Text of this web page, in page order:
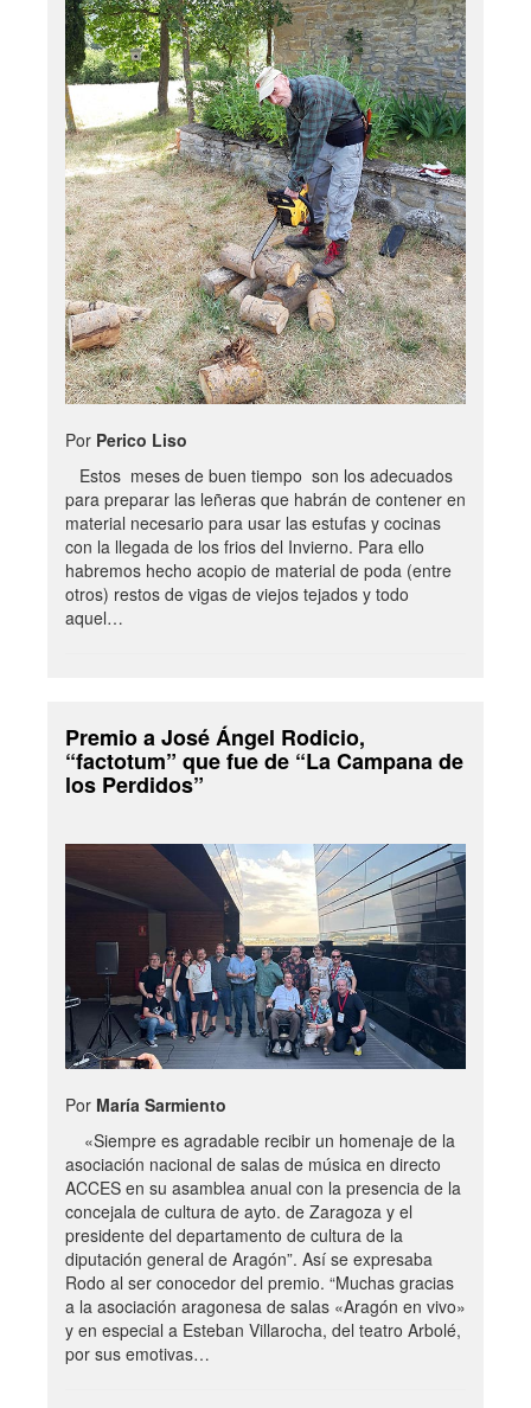
Por Perico Liso
Estos meses de buen tiempo son los adecuados
para preparar las leñeras que habrán de contener en
material necesario para usar las estufas y cocinas
con la llegada de los frios del Invierno. Para ello
habremos hecho acopio de material de poda (entre
otros) restos de vigas de viejos tejados y todo
aquel…
Premio a José Ángel Rodicio,
“factotum” que fue de “La Campana de
los Perdidos”
Por María Sarmiento
«Siempre es agradable recibir un homenaje de la
asociación nacional de salas de música en directo
ACCES en su asamblea anual con la presencia de la
concejala de cultura de ayto. de Zaragoza y el
presidente del departamento de cultura de la
diputación general de Aragón”. Así se expresaba
Rodo al ser conocedor del premio. “Muchas gracias
a la asociación aragonesa de salas «Aragón en vivo»
y en especial a Esteban Villarocha, del teatro Arbolé,
por sus emotivas…